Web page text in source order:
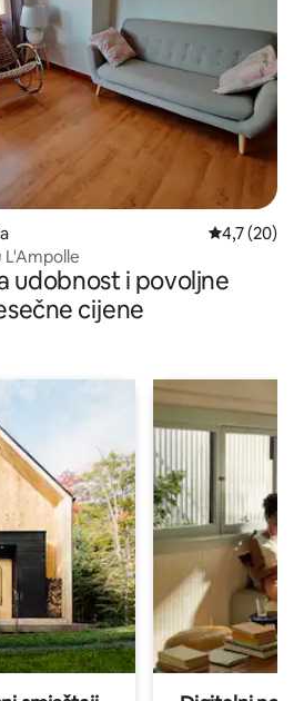
Prosječna
4,7 (20)
udobnost i povoljne
cijene